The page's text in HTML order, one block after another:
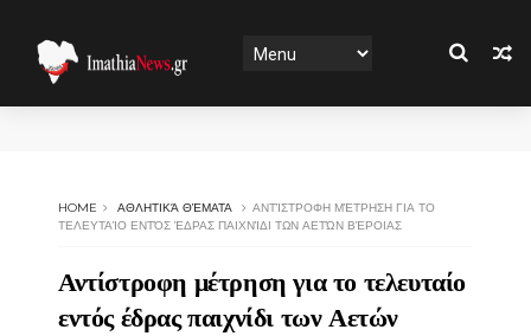
HOME ΑΘΛΗΤΙΚΆ ΘΈΜΑΤΑ
ΑΝΤΊΣΤΡΟΦΗ ΜΈΤΡΗΣΗ ΓΙΑ ΤΟ
ΤΕΛΕΥΤΑΊΟ ΕΝΤΌΣ ΈΔΡΑΣ ΠΑΙΧΝΊΔΙ ΤΩΝ ΑΕΤΏΝ ΒΈΡΟΙΑΣ
Αντίστροφη μέτρηση για το τελευταίο
εντός έδρας παιχνίδι των Αετών